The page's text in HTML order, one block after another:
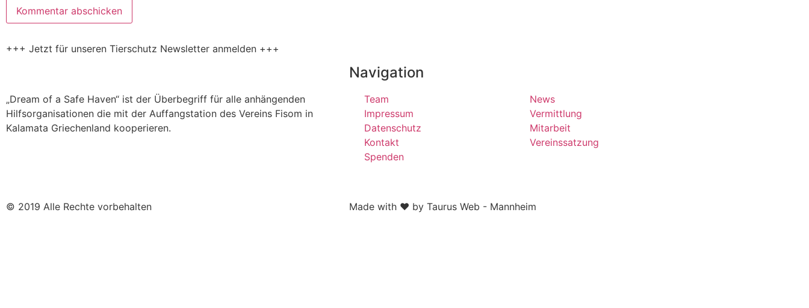
+++ Jetzt für unseren Tierschutz Newsletter anmelden +++
„Dream of a Safe Haven“ ist der Überbegriff für alle anhängenden
Hilfsorganisationen die mit der Auffangstation des Vereins Fisom in
Kalamata Griechenland kooperieren.
Navigation
Team
Impressum
Datenschutz
Kontakt
Spenden
News
Vermittlung
Mitarbeit
Vereinssatzung
© 2019 Alle Rechte vorbehalten Made with ❤ by Taurus Web - Mannheim